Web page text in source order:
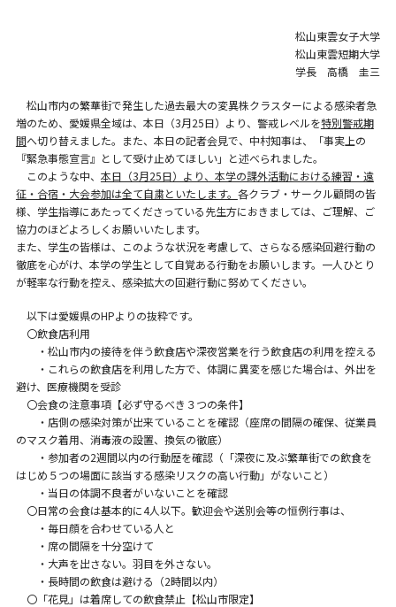
松山東雲女子大学
松山東雲短期大学
学長 高橋 圭三
松山市内の繁華街で発生した過去最大の変異株クラスターによる感染者急
増のため、愛媛県全域は、本日（3月25日）より、警戒レベルを特別警戒期
間へ切り替えました。また、本日の記者会見で、中村知事は、「事実上の
『緊急事態宣言』として受け止めてほしい」と述べられました。
このような中、 本日（3月25日）より、本学の課外活動における練習・遠
征・合宿・大会参加は全て自粛といたします。 各クラブ・サークル顧問の皆
様、学生指導にあたってくださっている先生方におきましては、ご理解、ご
協力のほどよろしくお願いいたします。
また、学生の皆様は、このような状況を考慮して、さらなる感染回避行動の
徹底を心がけ、本学の学生として自覚ある行動をお願いします。一人ひとり
が軽率な行動を控え、感染拡大の回避行動に努めてください。
以下は愛媛県のHPよりの抜粋です。
〇飲食店利用
・松山市内の接待を伴う飲食店や深夜営業を行う飲食店の利用を控える
・これらの飲食店を利用した方で、体調に異変を感じた場合は、外出を
避け、医療機関を受診
〇会食の注意事項【必ず守るべき３つの条件】
・店側の感染対策が出来ていることを確認（座席の間隔の確保、従業員
のマスク着用、消毒液の設置、換気の徹底）
・参加者の2週間以内の行動歴を確認（「深夜に及ぶ繁華街での飲食を
はじめ５つの場面に該当する感染リスクの高い行動」がないこと）
・当日の体調不良者がいないことを確認
〇日常の会食は基本的に4人以下。歓迎会や送別会等の恒例行事は、
・毎日顔を合わせている人と
・席の間隔を十分空けて
・大声を出さない。羽目を外さない。
・長時間の飲食は避ける（2時間以内）
〇「花見」は着席しての飲食禁止【松山市限定】